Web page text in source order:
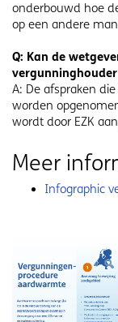
onderbouwd hoe
op een andere
Q: Kan de
A: De afspraken
worden
wordt door EZK
Meer
Infographic